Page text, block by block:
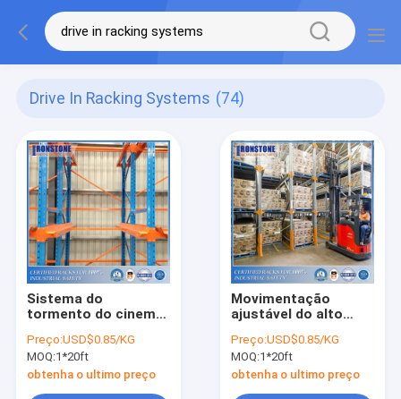
Drive In Racking Systems (74)
Sistema do
tormento do cinema
específicos da pálete
Preço:USD$0.85/KG
MOQ:1*20ft
obtenha o ultimo preço
Movimentação
ajustável do alto
sistema do tormento
com eficaz na
redução de custos
alto
Preço:USD$0.85/KG
MOQ:1*20ft
obtenha o ultimo preço